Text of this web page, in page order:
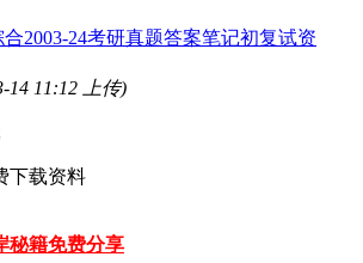
2003-24考研真题答案笔记初复试资
14 11:12 上传)
下载资料
秘籍免费分享